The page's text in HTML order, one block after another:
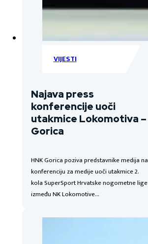
VIJESTI
Najava press
konferencije uoči
utakmice Lokomotiva –
Gorica
HNK Gorica poziva predstavnike medija na
konferenciju za medije uoči utakmice 2.
kola SuperSport Hrvatske nogometne lige
između NK Lokomotive…